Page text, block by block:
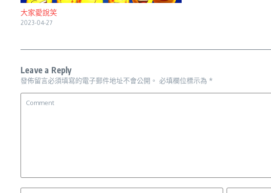
大家愛說笑
2023-04-27
Leave a Reply
發佈留言必須填寫的電子郵件地址不會公開。 必填欄位標示為 *